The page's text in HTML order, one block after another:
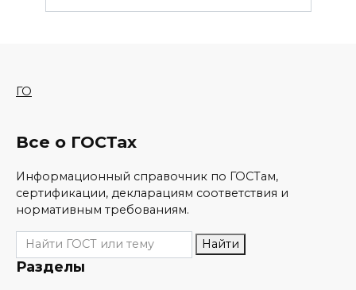
ГО
Все о ГОСТах
Информационный справочник по ГОСТам,
сертификации, декларациям соответствия и
нормативным требованиям.
Поиск
по
сайту
Найти
Разделы